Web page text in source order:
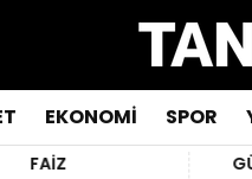
EKONOMİ SPOR
GÜMÜŞ